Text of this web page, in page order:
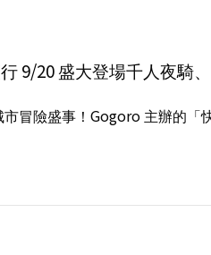
9/20 盛大登場千人夜騎
冒險盛事！Gogoro 主辦的